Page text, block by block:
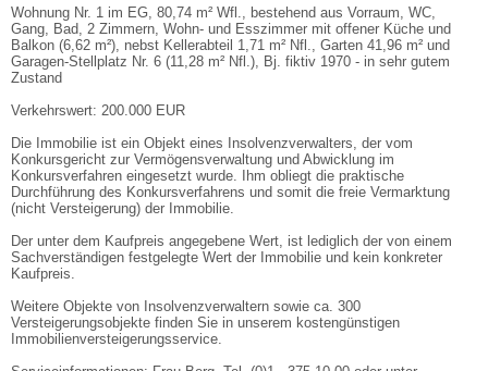
Wohnung Nr. 1 im EG, 80,74 m² Wfl., bestehend aus Vorraum, WC,
Gang, Bad, 2 Zimmern, Wohn- und Esszimmer mit offener Küche und
Balkon (6,62 m²), nebst Kellerabteil 1,71 m² Nfl., Garten 41,96 m² und
Garagen-Stellplatz Nr. 6 (11,28 m² Nfl.), Bj. fiktiv 1970 - in sehr gutem
Zustand
Verkehrswert: 200.000 EUR
Die Immobilie ist ein Objekt eines Insolvenzverwalters, der vom
Konkursgericht zur Vermögensverwaltung und Abwicklung im
Konkursverfahren eingesetzt wurde. Ihm obliegt die praktische
Durchführung des Konkursverfahrens und somit die freie Vermarktung
(nicht Versteigerung) der Immobilie.
Der unter dem Kaufpreis angegebene Wert, ist lediglich der von einem
Sachverständigen festgelegte Wert der Immobilie und kein konkreter
Kaufpreis.
Weitere Objekte von Insolvenzverwaltern sowie ca. 300
Versteigerungsobjekte finden Sie in unserem kostengünstigen
Immobilienversteigerungsservice.